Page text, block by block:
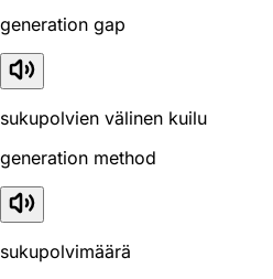
generation gap
sukupolvien välinen kuilu
generation method
sukupolvimäärä